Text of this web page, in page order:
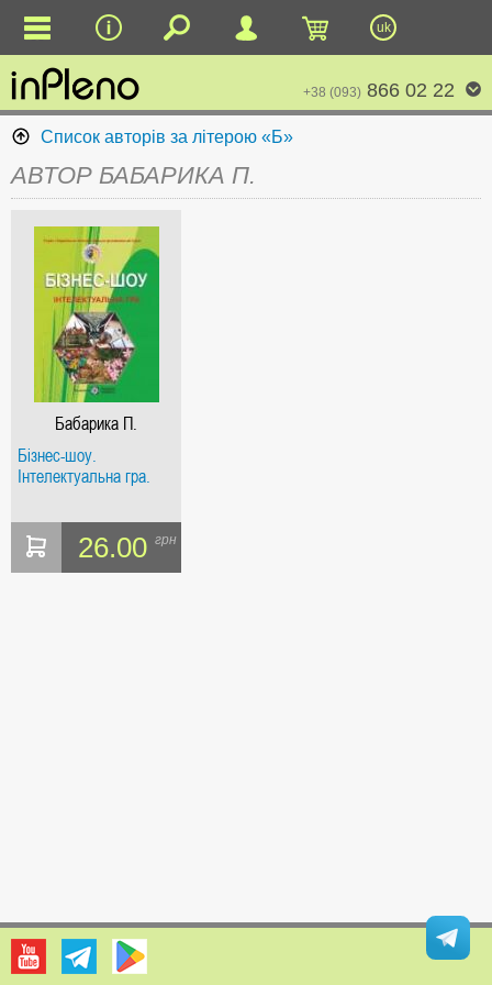
uk
+38 (093) 866 02 22
Список авторів за літерою «Б»
АВТОР БАБАРИКА П.
Бабарика П.
Бізнес-шоу.
Інтелектуальна гра.
26.00 грн